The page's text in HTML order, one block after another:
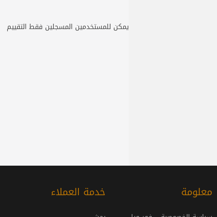
يمكن للمستخدمين المسجلين فقط التقييم
معلومة خدمة العملاء